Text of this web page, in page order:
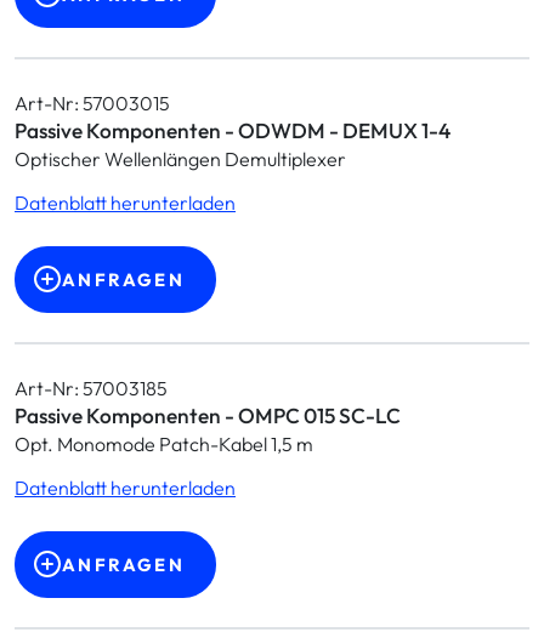
Art-Nr: 57003015
Passive Komponenten - ODWDM - DEMUX 1-4
Optischer Wellenlängen Demultiplexer
Datenblatt herunterladen
ANFRAGEN
Art-Nr: 57003185
Passive Komponenten - OMPC 015 SC-LC
Opt. Monomode Patch-Kabel 1,5 m
Datenblatt herunterladen
ANFRAGEN